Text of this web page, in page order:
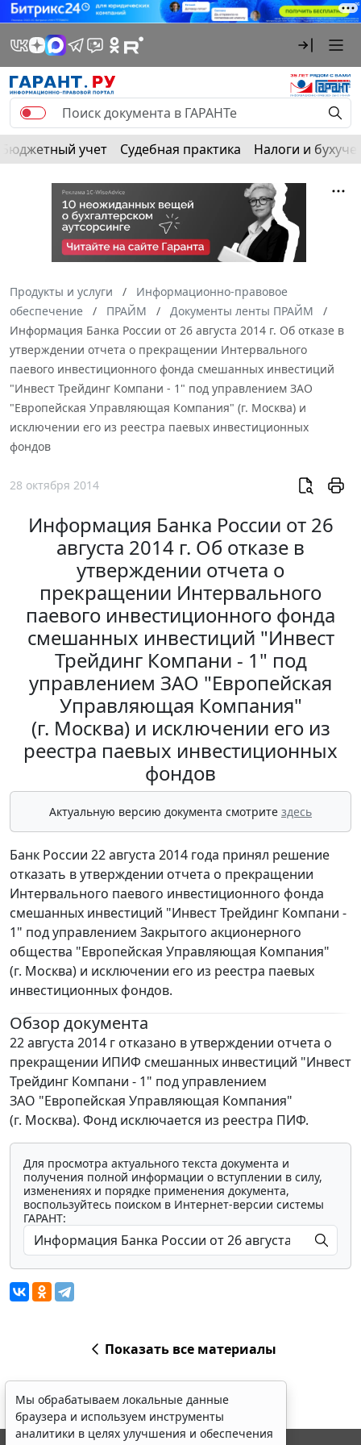
Бюджетный учет Судебная практика Налоги и
Продукты и услуги
Информационно-правовое
обеспечение
ПРАЙМ
Документы ленты ПРАЙМ
Информация Банка России от 26 августа 2014 г. Об отказе в
утверждении отчета о прекращении Интервального
паевого инвестиционного фонда смешанных инвестиций
"Инвест Трейдинг Компани - 1" под управлением ЗАО
"Европейская Управляющая Компания" (г. Москва) и
исключении его из реестра паевых инвестиционных
фондов
28 октября 2014
Информация Банка России от 26
августа 2014 г. Об отказе в
утверждении отчета о
прекращении Интервального
паевого инвестиционного фонда
смешанных инвестиций "Инвест
Трейдинг Компани - 1" под
управлением ЗАО "Европейская
Управляющая Компания"
(г. Москва) и исключении его из
реестра паевых инвестиционных
фондов
Актуальную версию документа смотрите здесь
Банк России 22 августа 2014 года принял решение
отказать в утверждении отчета о прекращении
Интервального паевого инвестиционного фонда
смешанных инвестиций "Инвест Трейдинг Компани -
1" под управлением Закрытого акционерного
общества "Европейская Управляющая Компания"
(г. Москва) и исключении его из реестра паевых
инвестиционных фондов.
Обзор документа
22 августа 2014 г отказано в утверждении отчета о
прекращении ИПИФ смешанных инвестиций "Инвест
Трейдинг Компани - 1" под управлением
ЗАО "Европейская Управляющая Компания"
(г. Москва). Фонд исключается из реестра ПИФ.
Для просмотра актуального текста документа и
получения полной информации о вступлении в силу,
изменениях и порядке применения документа,
воспользуйтесь поиском в Интернет-версии системы
ГАРАНТ:
Показать все материалы
Мы обрабатываем локальные данные
браузера и используем инструменты
аналитики в целях улучшения и обеспечения